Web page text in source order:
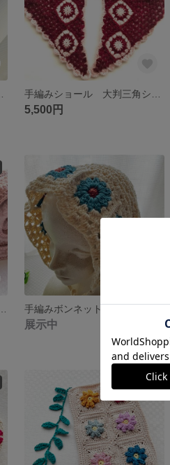
5,500円
手編みボンネットニット帽子
展示中
SOLD OUT